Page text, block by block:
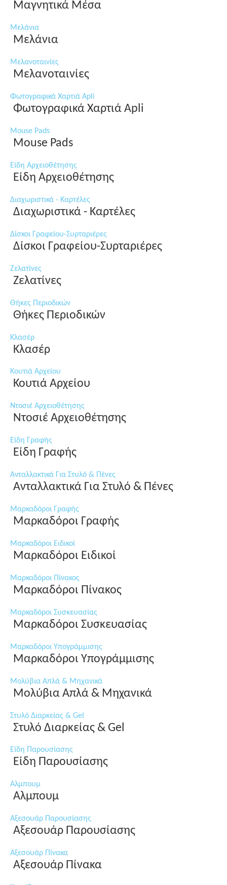
Μαγνητικά Μέσα
Μελάνια
Μελάνια
Μελανοταινίες
Μελανοταινίες
Φωτογραφικά Χαρτιά Apli
Φωτογραφικά Χαρτιά Apli
Mouse Pads
Mouse Pads
Είδη Αρχειοθέτησης
Είδη Αρχειοθέτησης
Διαχωριστικά - Καρτέλες
Διαχωριστικά - Καρτέλες
Δίσκοι Γραφείου-Συρταριέρες
Δίσκοι Γραφείου-Συρταριέρες
Ζελατίνες
Ζελατίνες
Θήκες Περιοδικών
Θήκες Περιοδικών
Κλασέρ
Κλασέρ
Κουτιά Αρχείου
Κουτιά Αρχείου
Ντοσιέ Αρχειοθέτησης
Ντοσιέ Αρχειοθέτησης
Είδη Γραφής
Είδη Γραφής
Ανταλλακτικά Για Στυλό & Πένες
Ανταλλακτικά Για Στυλό & Πένες
Μαρκαδόροι Γραφής
Μαρκαδόροι Γραφής
Μαρκαδόροι Ειδικοί
Μαρκαδόροι Ειδικοί
Μαρκαδόροι Πίνακος
Μαρκαδόροι Πίνακος
Μαρκαδόροι Συσκευασίας
Μαρκαδόροι Συσκευασίας
Μαρκαδόροι Υπογράμμισης
Μαρκαδόροι Υπογράμμισης
Μολύβια Απλά & Μηχανικά
Μολύβια Απλά & Μηχανικά
Στυλό Διαρκείας & Gel
Στυλό Διαρκείας & Gel
Είδη Παρουσίασης
Είδη Παρουσίασης
Αλμπουμ
Αλμπουμ
Αξεσουάρ Παρουσίασης
Αξεσουάρ Παρουσίασης
Αξεσουάρ Πίνακα
Αξεσουάρ Πίνακα